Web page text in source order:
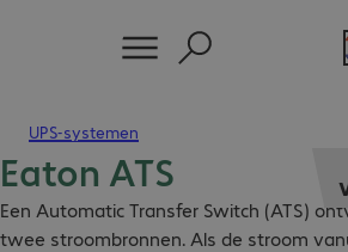
UPS-systemen
Eaton ATS
Een Automatic Transfer Switch (ATS)
twee stroombronnen. Als de stroom